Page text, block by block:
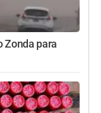
Zonda para